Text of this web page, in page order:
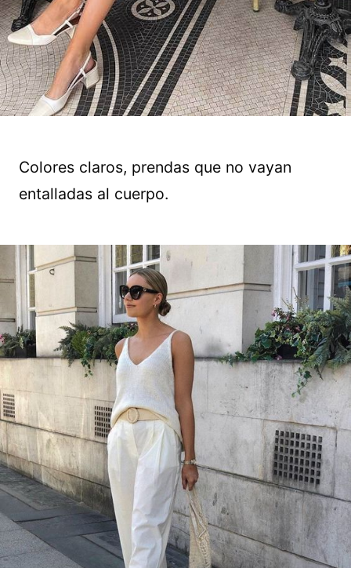
Colores claros, prendas que no vayan
entalladas al cuerpo.